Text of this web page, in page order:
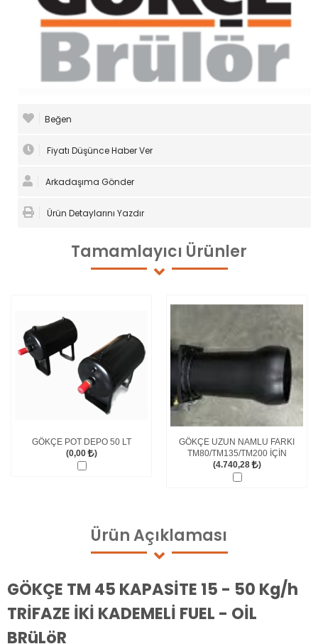
Beğen
Fiyatı Düşünce Haber Ver
Arkadaşıma Gönder
Ürün Detaylarını Yazdır
Tamamlayıcı Ürünler
GÖKÇE POT DEPO 50 LT
(0,00
)
GÖKÇE UZUN NAMLU FARKI
TM80/TM135/TM200 İÇİN
(4.740,28
)
ÜrünAçıklaması
GÖKÇE TM 45 KAPASİTE 15 - 50 Kg/h
TRİFAZE İKİ KADEMELİ FUEL - OİL
BRüLöR